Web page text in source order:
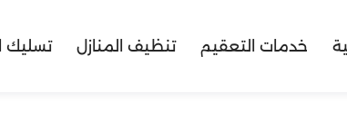
خدمات التعقيم تنظيف المنازل تسليك